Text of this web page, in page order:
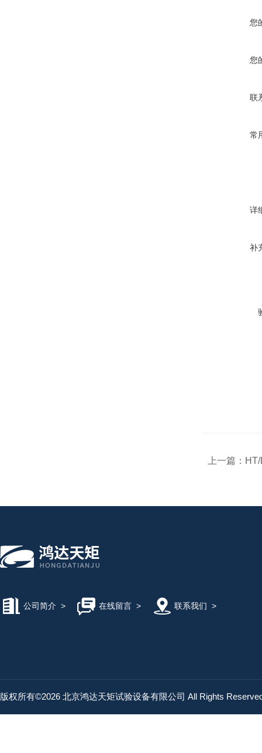
您
您
联
常
详
补
上一篇：
公司简介 > 在线留言> 联系我们 >
版权所有©2026 北京鸿达天矩试验设备有限公司 All Rights